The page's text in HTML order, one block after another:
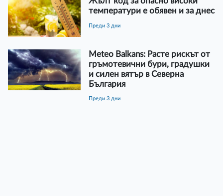
температури е обявен и за днес
преди 3 дни
Meteo Balkans: Расте рискът от
гръмотевични бури, градушки
и силен вятър в Северна
България
преди 3 дни